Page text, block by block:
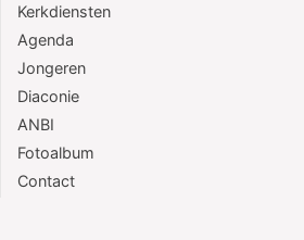
Kerkdiensten
Agenda
Jongeren
Diaconie
ANBI
Fotoalbum
Contact